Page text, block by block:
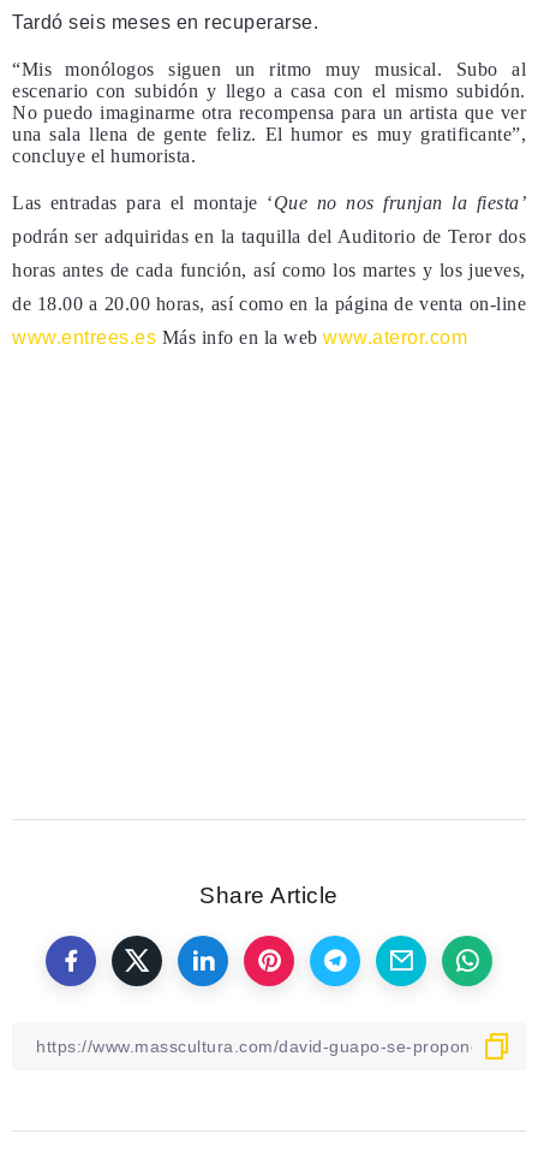
Tardó seis meses en recuperarse.
“Mis monólogos siguen un ritmo muy musical. Subo al
escenario con subidón y llego a casa con el mismo subidón.
No puedo imaginarme otra recompensa para un artista que ver
una sala llena de gente feliz. El humor es muy gratificante”,
concluye el humorista.
Las entradas para el montaje ‘Que no nos frunjan la fiesta’
podrán ser adquiridas en la taquilla del Auditorio de Teror dos
horas antes de cada función, así como los martes y los jueves,
de 18.00 a 20.00 horas, así como en la página de venta on-line
www.entrees.es Más info en la web www.ateror.com
Share Article